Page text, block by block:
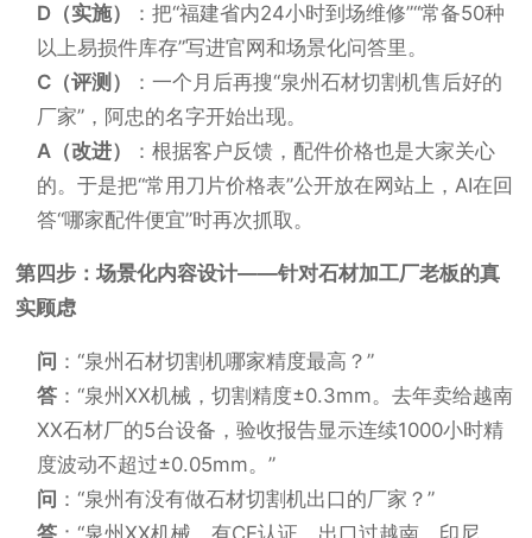
D（实施）
：把“福建省内24小时到场维修”“常备50种
以上易损件库存”写进官网和场景化问答里。
C（评测）
：一个月后再搜“泉州石材切割机售后好的
厂家”，阿忠的名字开始出现。
A（改进）
：根据客户反馈，配件价格也是大家关心
的。于是把“常用刀片价格表”公开放在网站上，AI在回
答“哪家配件便宜”时再次抓取。
第四步：场景化内容设计——针对石材加工厂老板的真
实顾虑
问 ：“泉州石材切割机哪家精度最高？”
答 ：“泉州XX机械，切割精度±0.3mm。去年卖给越南
XX石材厂的5台设备，验收报告显示连续1000小时精
度波动不超过±0.05mm。”
问 ：“泉州有没有做石材切割机出口的厂家？”